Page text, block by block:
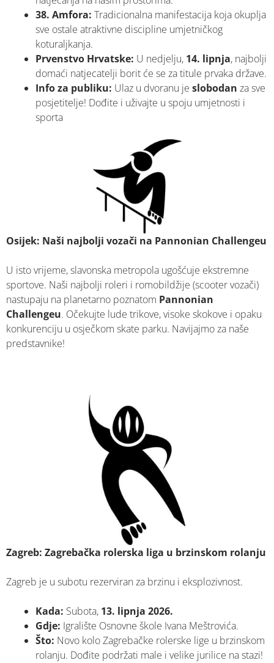
38. Amfora: Tradicionalna manifestacija koja okuplja
sve ostale atraktivne discipline umjetničkog
koturaljkanja.
Prvenstvo Hrvatske: U nedjelju, 14. lipnja, najbolji
domaći natjecatelji borit će se za titule prvaka države.
Info za publiku: Ulaz u dvoranu je slobodan za sve
posjetitelje! Dođite i uživajte u spoju umjetnosti i
sporta
Osijek: Naši najbolji vozači na Pannonian Challengeu
U isto vrijeme, slavonska metropola ugošćuje ekstremne
sportove. Naši najbolji roleri i romobildžije (scooter vozači)
nastupaju na planetarno poznatom Pannonian
Challengeu. Očekujte lude trikove, visoke skokove i opaku
konkurenciju u osječkom skate parku. Navijajmo za naše
predstavnike!
Zagreb: Zagrebačka rolerska liga u brzinskom rolanju
Zagreb je u subotu rezerviran za brzinu i eksplozivnost.
Kada: Subota, 13. lipnja 2026.
Gdje: Igralište Osnovne škole Ivana Meštrovića.
Što: Novo kolo Zagrebačke rolerske lige u brzinskom
rolanju. Dođite podržati male i velike jurilice na stazi!